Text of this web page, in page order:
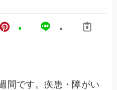
間です。疾患・障がい